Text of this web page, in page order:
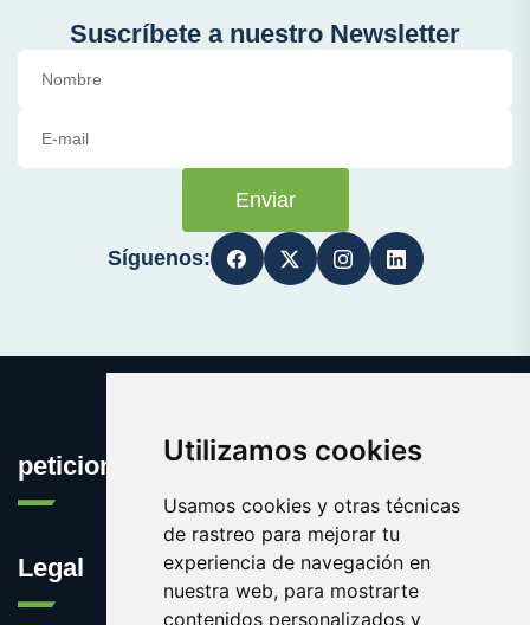
Utilizamos cookies
Usamos cookies y otras técnicas
de rastreo para mejorar tu
experiencia de navegación en
nuestra web, para mostrarte
contenidos personalizados y
Suscríbete a nuestro Newsletter
Enviar
Síguenos:
peticionpopular.com
Legal